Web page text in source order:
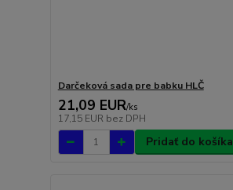
Darčeková sada pre babku HLČ
21,09 EUR/ks
17,15 EUR bez DPH
Pridať do košíka